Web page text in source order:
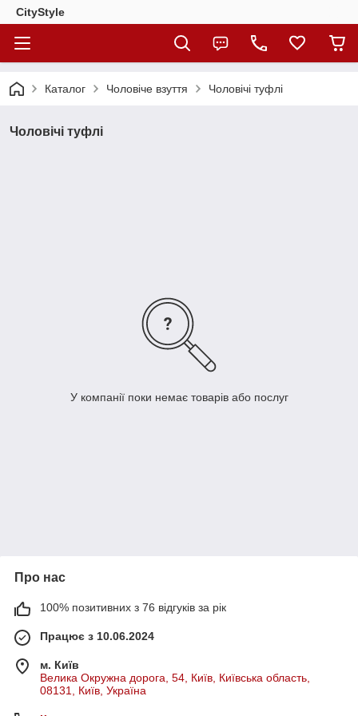
CityStylе
Каталог Чоловіче взуття Чоловічі туфлі
Чоловічі туфлі
У компанії поки немає товарів або послуг
Про нас
100% позитивних з 76 відгуків за рік
Працює з 10.06.2024
м. Київ
Велика Окружна дорога, 54, Київ, Київська область,
08131, Київ, Україна